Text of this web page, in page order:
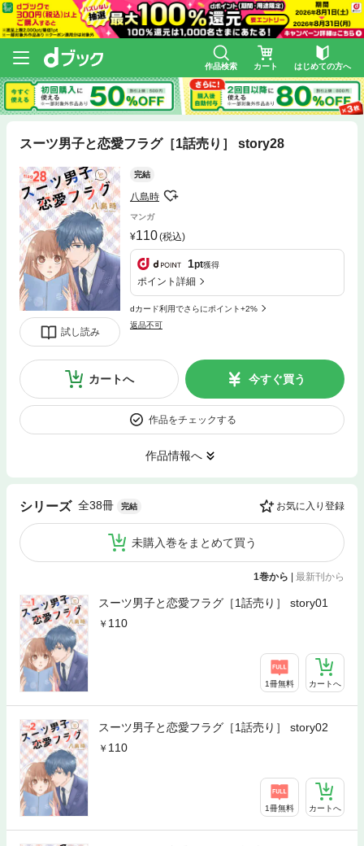
作品検索 カート はじめての方へ
スーツ男子と恋愛フラグ［1話売り］ story28
試し読み
完結
八島時
マンガ
110(税込)
1pt獲得
ポイント詳細
dカード利用でさらにポイント+2%
返品不可
カートへ 今すぐ買う
作品をチェックする
作品情報へ
シリーズ 全38冊 完結 お気に入り登録
未購入巻をまとめて買う
1巻から | 最新刊から
スーツ男子と恋愛フラグ［1話売り］ story01
110
1冊無料 カートへ
スーツ男子と恋愛フラグ［1話売り］ story02
110
1冊無料 カートへ